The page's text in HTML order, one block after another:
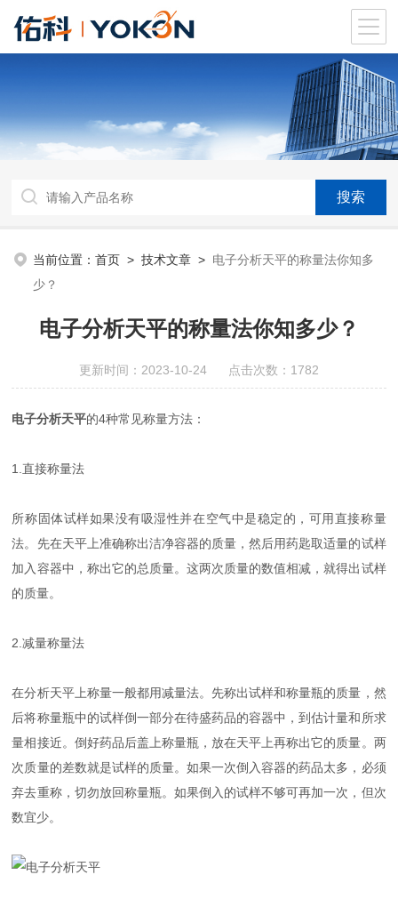
当前位置：首页 >技术文章 > 电子分析天平的称量法你知多
少？
电子分析天平的称量法你知多少？
更新时间：2023-10-24 点击次数：1782
电子分析天平的4种常见称量方法：
1.直接称量法
所称固体试样如果没有吸湿性并在空气中是稳定的，可用直接称量
法。先在天平上准确称出洁净容器的质量，然后用药匙取适量的试样
加入容器中，称出它的总质量。这两次质量的数值相减，就得出试样
的质量。
2.减量称量法
在分析天平上称量一般都用减量法。先称出试样和称量瓶的质量，然
后将称量瓶中的试样倒一部分在待盛药品的容器中，到估计量和所求
量相接近。倒好药品后盖上称量瓶，放在天平上再称出它的质量。两
次质量的差数就是试样的质量。如果一次倒入容器的药品太多，必须
弃去重称，切勿放回称量瓶。如果倒入的试样不够可再加一次，但次
数宜少。